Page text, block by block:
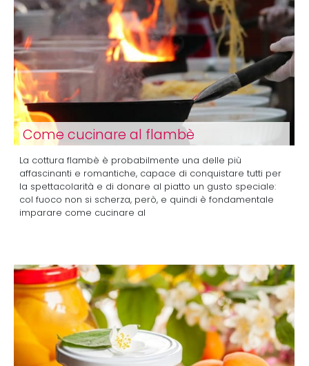
Come cucinare al flambè
La cottura flambè è probabilmente una delle più
affascinanti e romantiche, capace di conquistare tutti per
la spettacolarità e di donare al piatto un gusto speciale:
col fuoco non si scherza, però, e quindi è fondamentale
imparare come cucinare al